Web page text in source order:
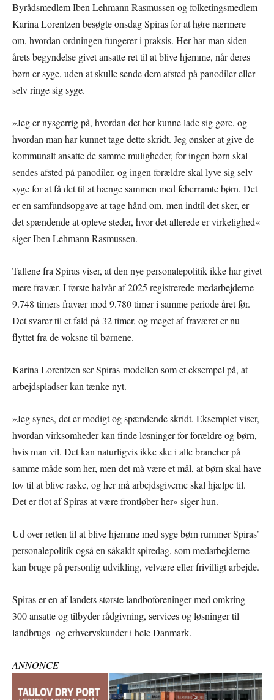
Byrådsmedlem Iben Lehmann Rasmussen og folketingsmedlem
Karina Lorentzen besøgte onsdag Spiras for at høre nærmere
om, hvordan ordningen fungerer i praksis. Her har man siden
årets begyndelse givet ansatte ret til at blive hjemme, når deres
børn er syge, uden at skulle sende dem afsted på panodiler eller
selv ringe sig syge.
»Jeg er nysgerrig på, hvordan det her kunne lade sig gøre, og
hvordan man har kunnet tage dette skridt. Jeg ønsker at give de
kommunalt ansatte de samme muligheder, for ingen børn skal
sendes afsted på panodiler, og ingen forældre skal lyve sig selv
syge for at få det til at hænge sammen med feberramte børn. Det
er en samfundsopgave at tage hånd om, men indtil det sker, er
det spændende at opleve steder, hvor det allerede er virkelighed«
siger Iben Lehmann Rasmussen.
Tallene fra Spiras viser, at den nye personalepolitik ikke har givet
mere fravær. I første halvår af 2025 registrerede medarbejderne
9.748 timers fravær mod 9.780 timer i samme periode året før.
Det svarer til et fald på 32 timer, og meget af fraværet er nu
flyttet fra de voksne til børnene.
Karina Lorentzen ser Spiras-modellen som et eksempel på, at
arbejdspladser kan tænke nyt.
»Jeg synes, det er modigt og spændende skridt. Eksemplet viser,
hvordan virksomheder kan finde løsninger for forældre og børn,
hvis man vil. Det kan naturligvis ikke ske i alle brancher på
samme måde som her, men det må være et mål, at børn skal have
lov til at blive raske, og her må arbejdsgiverne skal hjælpe til.
Det er flot af Spiras at være frontløber her« siger hun.
Ud over retten til at blive hjemme med syge børn rummer Spiras’
personalepolitik også en såkaldt spiredag, som medarbejderne
kan bruge på personlig udvikling, velvære eller frivilligt arbejde.
Spiras er en af landets største landboforeninger med omkring
300 ansatte og tilbyder rådgivning, services og løsninger til
landbrugs- og erhvervskunder i hele Danmark.
ANNONCE